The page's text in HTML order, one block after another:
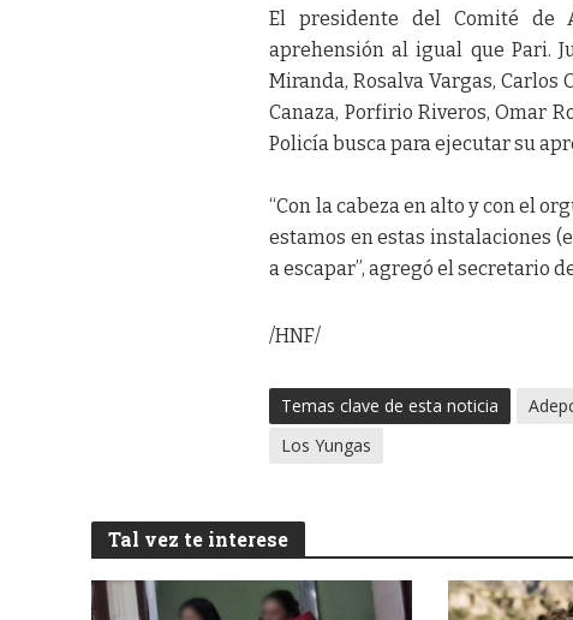
El presidente del Comité de
aprehensión al igual que Pari.
Miranda, Rosalva Vargas, Carlos
Canaza, Porfirio Riveros, Omar
Policía busca para ejecutar su
“Con la cabeza en alto y con el
estamos en estas instalaciones
a escapar”, agregó el secretario
/HNF/
Temas clave de esta noticia
Los Yungas
Tal vez te interese